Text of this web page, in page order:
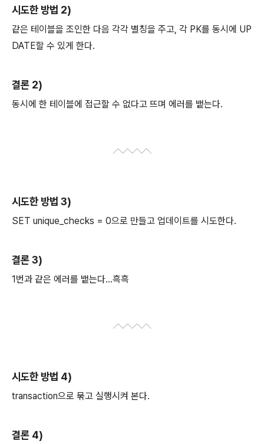
시도한 방법 2)
같은 테이블을 조인한 다음 각각 별칭을 주고, 각 PK를 동시에 UP
DATE할 수 있게 한다.
결론 2)
동시에 한 테이블에 접근할 수 없다고 뜨며 에러를 뱉는다.
시도한 방법 3)
SET unique_checks = 0으로 만들고 업데이트를 시도한다.
결론 3)
1번과 같은 에러를 뱉는다...흑흑
시도한 방법 4)
transaction으로 묶고 실행시켜 본다.
결론 4)